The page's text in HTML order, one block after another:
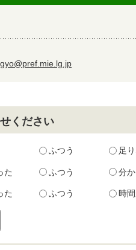
ください
ふつう 足
た ふつう 分
た ふつう 時